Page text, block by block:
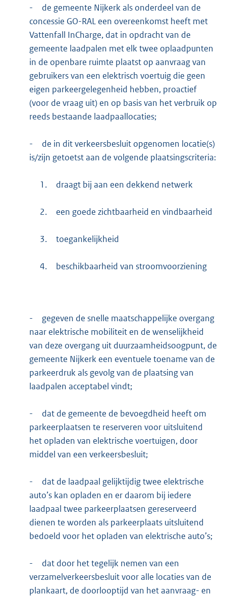
-
de gemeente Nijkerk als onderdeel van de
concessie GO-RAL een overeenkomst heeft met
Vattenfall InCharge, dat in opdracht van de
gemeente laadpalen met elk twee oplaadpunten
in de openbare ruimte plaatst op aanvraag van
gebruikers van een elektrisch voertuig die geen
eigen parkeergelegenheid hebben, proactief
(voor de vraag uit) en op basis van het verbruik op
reeds bestaande laadpaallocaties;
-
de in dit verkeersbesluit opgenomen locatie(s)
is/zijn getoetst aan de volgende plaatsingscriteria:
1. draagt bij aan een dekkend netwerk
2. een goede zichtbaarheid en vindbaarheid
3. toegankelijkheid
4. beschikbaarheid van stroomvoorziening
-
gegeven de snelle maatschappelijke overgang
naar elektrische mobiliteit en de wenselijkheid
van deze overgang uit duurzaamheidsoogpunt, de
gemeente Nijkerk een eventuele toename van de
parkeerdruk als gevolg van de plaatsing van
laadpalen acceptabel vindt;
-
dat de gemeente de bevoegdheid heeft om
parkeerplaatsen te reserveren voor uitsluitend
het opladen van elektrische voertuigen, door
middel van een verkeersbesluit;
-
dat de laadpaal gelijktijdig twee elektrische
auto’s kan opladen en er daarom bij iedere
laadpaal twee parkeerplaatsen gereserveerd
dienen te worden als parkeerplaats uitsluitend
bedoeld voor het opladen van elektrische auto’s;
-
dat door het tegelijk nemen van een
verzamelverkeersbesluit voor alle locaties van de
plankaart, de doorlooptijd van het aanvraag- en